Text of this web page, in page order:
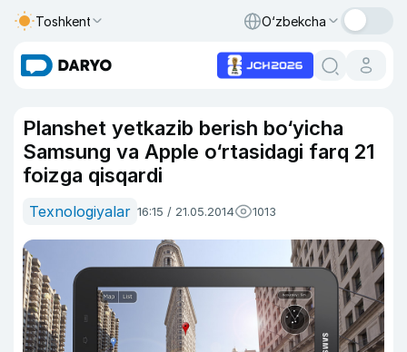
Toshkent O‘zbekcha
Planshet yetkazib berish bo‘yicha
Samsung va Apple o‘rtasidagi farq 21
foizga qisqardi
Texnologiyalar 16:15 / 21.05.2014 1013